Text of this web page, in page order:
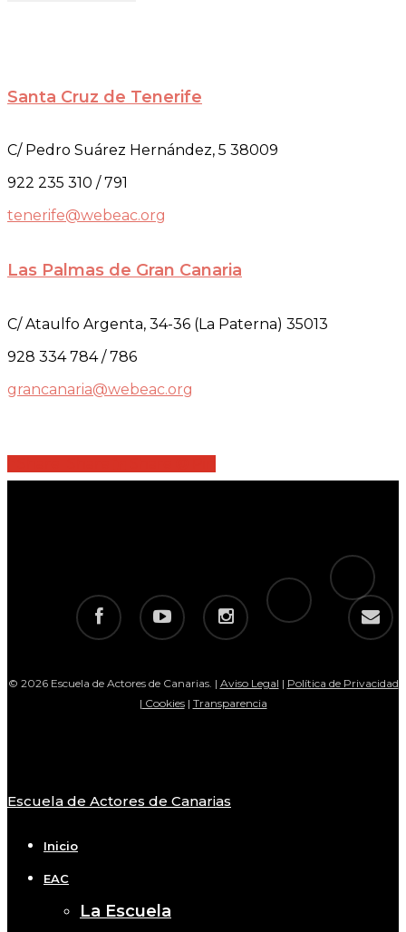
Santa Cruz de Tenerife
C/ Pedro Suárez Hernández, 5 38009
922 235 310 / 791
tenerife@webeac.org
Las Palmas de Gran Canaria
C/ Ataulfo Argenta, 34-36 (La Paterna) 35013
928 334 784 / 786
grancanaria@webeac.org
facebook youtube instagram
telegram
tiktok
email
© 2026 Escuela de Actores de Canarias. | Aviso Legal | Política de Privacidad
| Cookies| Transparencia
Close
Escuela de Actores de Canarias
Inicio
EAC
La Escuela